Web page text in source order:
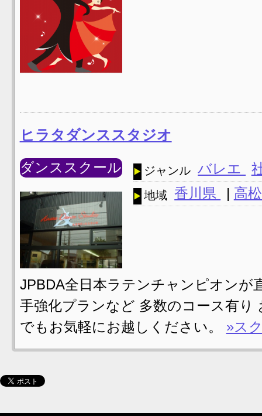
ヒラタダンススタジオ
ダンススクール ジャンル バレエ
地域 香川県 | 高
JPBDA全日本ラテンチャンピオンが
手強化プランなど 多数のコース有り
でもお気軽にお越しください。 »ス